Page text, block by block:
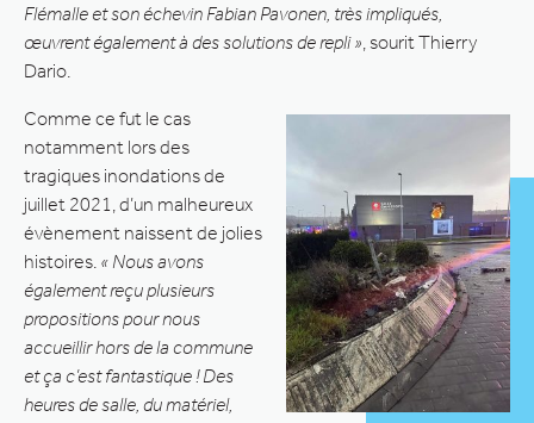
Flémalle et son échevin Fabian Pavonen, très impliqués,
œuvrent également à des solutions de repli » , sourit Thierry
Dario.
Comme ce fut le cas
notamment lors des
tragiques inondations de
juillet 2021, d’un malheureux
évènement naissent de jolies
histoires. « Nous avons
également reçu plusieurs
propositions pour nous
accueillir hors de la commune
et ça c’est fantastique ! Des
heures de salle, du matériel,